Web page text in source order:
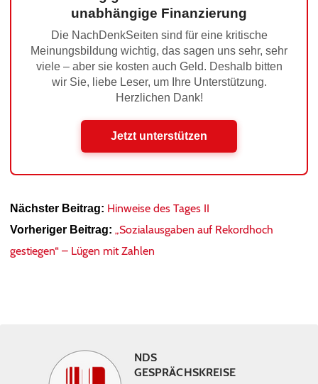
unabhängige Finanzierung
Die NachDenkSeiten sind für eine kritische
Meinungsbildung wichtig, das sagen uns sehr, sehr
viele – aber sie kosten auch Geld. Deshalb bitten
wir Sie, liebe Leser, um Ihre Unterstützung.
Herzlichen Dank!
Jetzt unterstützen
Nächster Beitrag: Hinweise des Tages II
Vorheriger Beitrag: „Sozialausgaben auf Rekordhoch
gestiegen“ – Lügen mit Zahlen
NDS
GESPRÄCHSKREISE